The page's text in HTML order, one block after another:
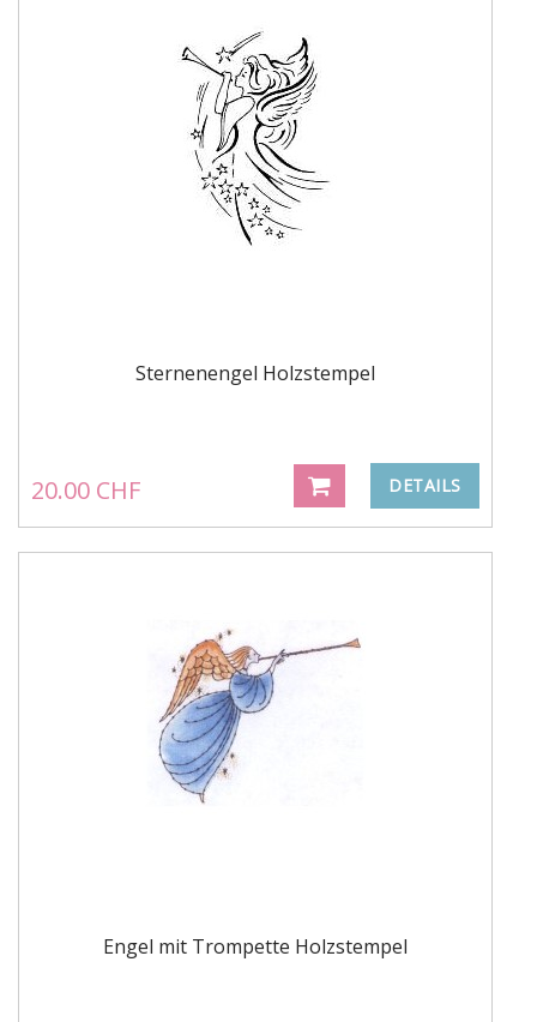
Sternenengel Holzstempel
20.00 CHF DETAILS
Engel mit Trompette Holzstempel